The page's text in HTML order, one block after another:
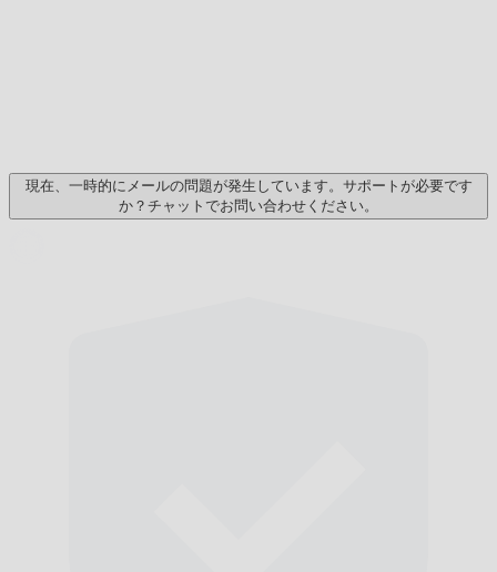
現在、一時的にメールの問題が発生しています。サポートが必要です
か？チャットでお問い合わせください。